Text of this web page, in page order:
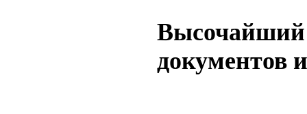
Высочайший
документов